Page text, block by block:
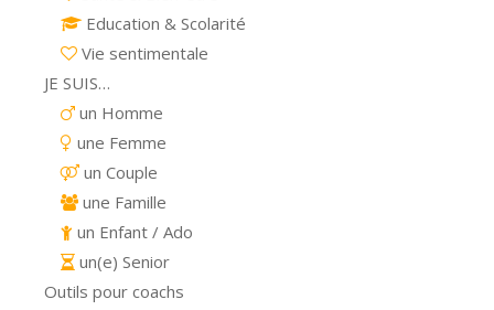
Education & Scolarité
Vie sentimentale
JE SUIS…
un Homme
une Femme
un Couple
une Famille
un Enfant / Ado
un(e) Senior
Outils pour coachs